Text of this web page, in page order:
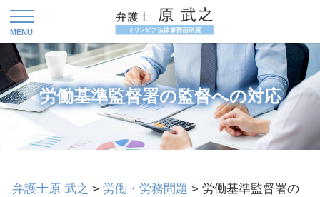
労働基準監督署の監督への対応
弁護士原 武之 > 労働・労務問題 > 労働基準監督署の